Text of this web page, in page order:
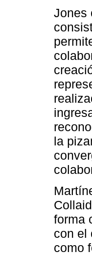
Jones
la
forma
con el
como